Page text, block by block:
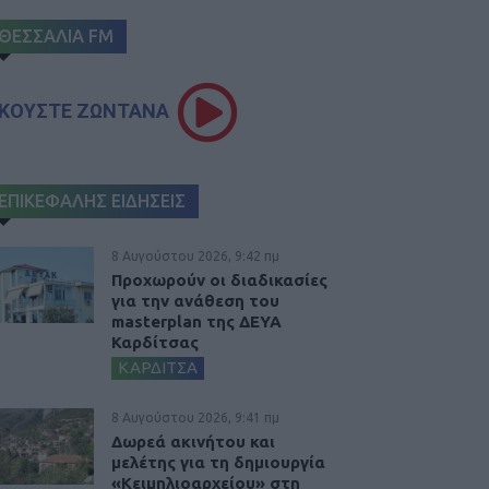
FM
ΖΩΝΤΑΝΑ
ΕΙΔΗΣΕΙΣ
8 Αυγούστου 2026, 9:42 πμ
Προχωρούν οι διαδικασίες
για την ανάθεση του
masterplan της ΔΕΥΑ
Καρδίτσας
ΚΑΡΔΙΤΣΑ
8 Αυγούστου 2026, 9:41 πμ
Δωρεά ακινήτου και
μελέτης για τη δημιουργία
«Κειμηλιοαρχείου» στη